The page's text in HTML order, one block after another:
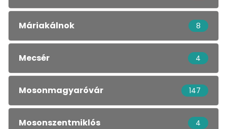
Máriakálnok 8
Mecsér 4
Mosonmagyaróvár 147
Mosonszentmiklós 4